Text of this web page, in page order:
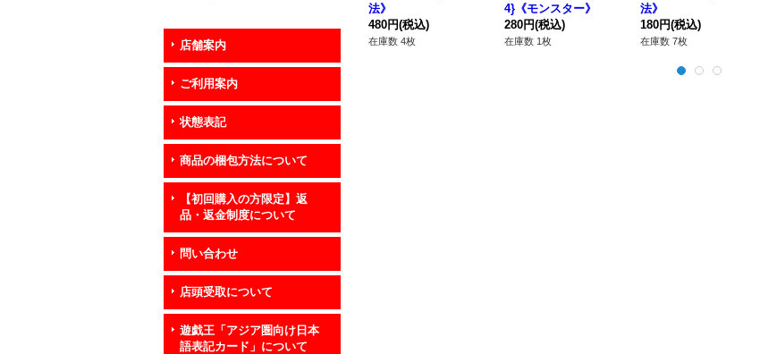
店舗案内
ご利用案内
状態表記
商品の梱包方法について
【初回購入の方限定】返
品・返金制度について
問い合わせ
店頭受取について
遊戯王「アジア圏向け日本
語表記カード」について
法》
480円(税込)
在庫数 4枚
4}《モンスター》
280円(税込)
在庫数 1枚
法》
180円(税込)
在庫数 7枚